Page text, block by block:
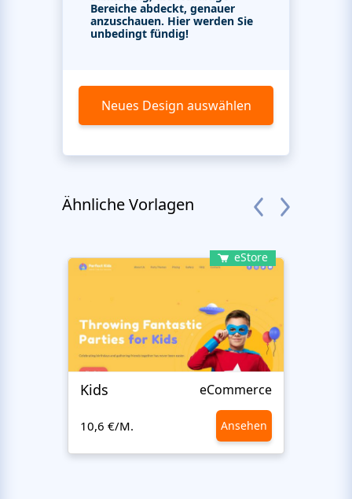
Bereiche abdeckt, genauer
anzuschauen. Hier werden Sie
unbedingt fündig!
Neues Design auswählen
Ähnliche Vorlagen
eStore
Kids eCommerce
10,6 €/M. Ansehen